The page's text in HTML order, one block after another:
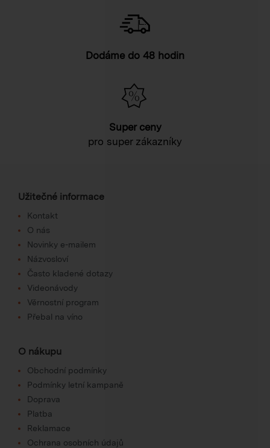
Dodáme do 48 hodin
Super ceny
pro super zákazníky
Užitečné informace
Kontakt
O nás
Novinky e-mailem
Názvosloví
Často kladené dotazy
Videonávody
Věrnostní program
Přebal na víno
O nákupu
Obchodní podmínky
Podmínky letní kampaně
Doprava
Platba
Reklamace
Ochrana osobních údajů